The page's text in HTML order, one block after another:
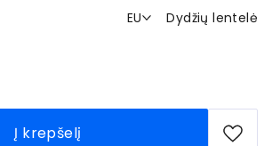
EU Dydžių lentelė
Į krepšelį